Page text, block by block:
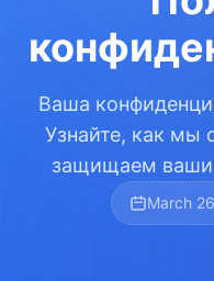
Ваша
Узнайте, как мы
защищаем ваши
March